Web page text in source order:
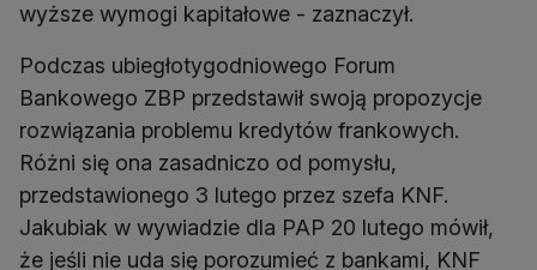
wyższe wymogi kapitałowe - zaznaczył.
Podczas ubiegłotygodniowego Forum
Bankowego ZBP przedstawił swoją propozycje
rozwiązania problemu kredytów frankowych.
Różni się ona zasadniczo od pomysłu,
przedstawionego 3 lutego przez szefa KNF.
Jakubiak w wywiadzie dla PAP 20 lutego mówił,
że jeśli nie uda się porozumieć z bankami, KNF